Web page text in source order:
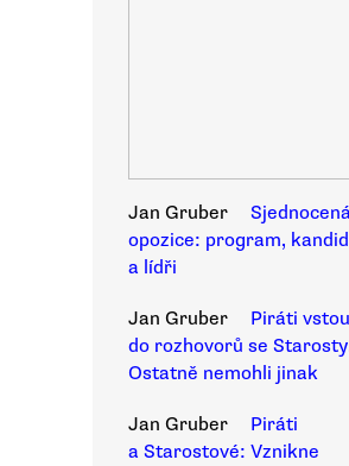
Jan Gruber
Sjednocená
opozice: program,
a lídři
Jan Gruber
Piráti
do rozhovorů se
Ostatně nemohli jinak
Jan Gruber
Piráti
a Starostové: Vznikne